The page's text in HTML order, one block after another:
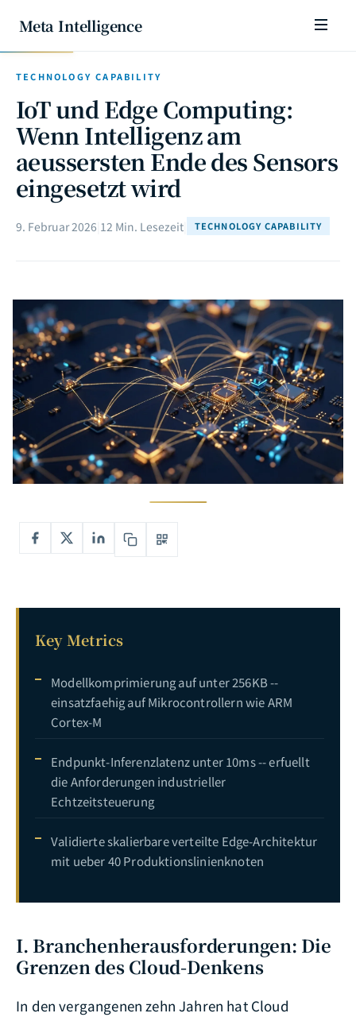
Meta Intelligence
TECHNOLOGY CAPABILITY
IoT und Edge Computing:
Wenn Intelligenz am
aeussersten Ende des Sensors
eingesetzt wird
9. Februar 2026 12 Min. Lesezeit TECHNOLOGY CAPABILITY
Key Metrics
Modellkomprimierung auf unter 256KB --
einsatzfaehig auf Mikrocontrollern wie ARM
Cortex-M
Endpunkt-Inferenzlatenz unter 10ms -- erfuellt
die Anforderungen industrieller
Echtzeitsteuerung
Validierte skalierbare verteilte Edge-Architektur
mit ueber 40 Produktionslinienknoten
I. Branchenherausforderungen: Die
Grenzen des Cloud-Denkens
In den vergangenen zehn Jahren hat Cloud